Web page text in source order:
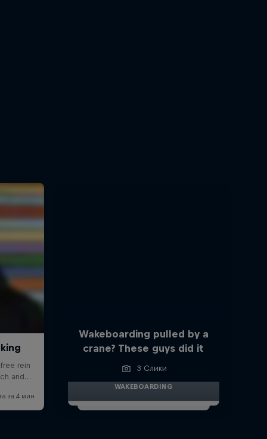
Wakeboarding pulled by a
crane? These guys did it
3 Слики
WAKEBOARDING